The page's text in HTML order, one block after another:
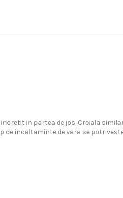
in partea de jos. Croiala
de incaltaminte de vara se